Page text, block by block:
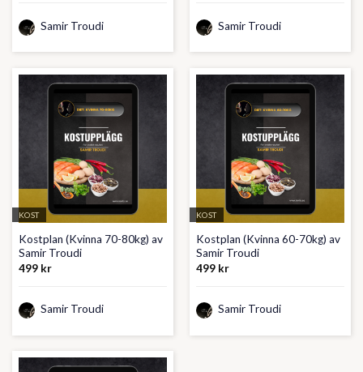
Samir Troudi Samir Troudi
KOST
Kostplan (Kvinna 70-80kg) av
Samir Troudi
499 kr
Samir Troudi
KOST
Kostplan (Kvinna 60-70kg) av
Samir Troudi
499 kr
Samir Troudi